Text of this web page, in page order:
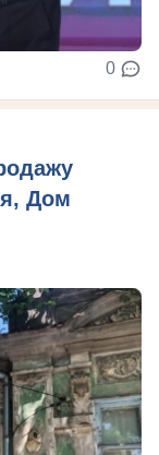
0
Дом